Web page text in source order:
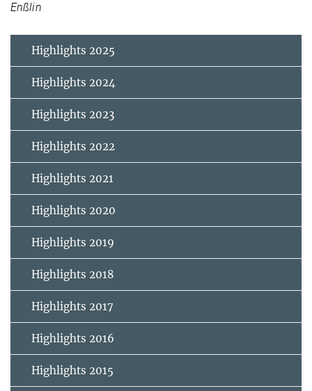
Enßlin
Highlights 2025
Highlights 2024
Highlights 2023
Highlights 2022
Highlights 2021
Highlights 2020
Highlights 2019
Highlights 2018
Highlights 2017
Highlights 2016
Highlights 2015